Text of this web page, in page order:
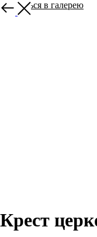
Вернуться в галерею
Крест